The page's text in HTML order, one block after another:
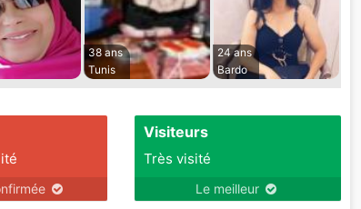
38 ans
Tunis
24 ans
Bardo
Visiteurs
Très visité
Le meilleur